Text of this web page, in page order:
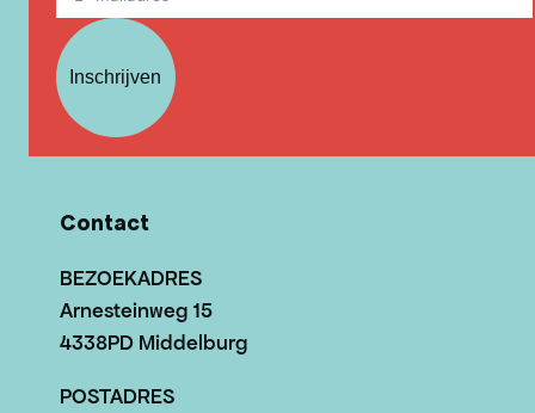
Inschrijven
Contact
BEZOEKADRES
Arnesteinweg 15
4338PD Middelburg
POSTADRES